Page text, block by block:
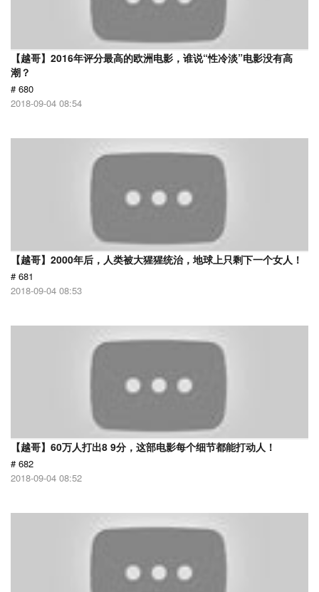
【越哥】2016年评分最高的欧洲电影，谁说“性冷淡”电影没有高
潮？
# 680
2018-09-04 08:54
【越哥】2000年后，人类被大猩猩统治，地球上只剩下一个女人！
# 681
2018-09-04 08:53
【越哥】60万人打出8 9分，这部电影每个细节都能打动人！
# 682
2018-09-04 08:52